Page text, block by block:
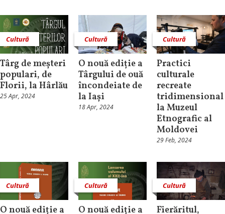
Cultură
Târg de meșteri
populari, de
Florii, la Hârlău
25 Apr, 2024
Cultură
O nouă ediție a
Târgului de ouă
încondeiate de
la Iași
18 Apr, 2024
Cultură
Practici
culturale
recreate
tridimensional
la Muzeul
Etnografic al
Moldovei
29 Feb, 2024
Cultură
O nouă ediție a
Cultură
O nouă ediție a
Cultură
Fierăritul,